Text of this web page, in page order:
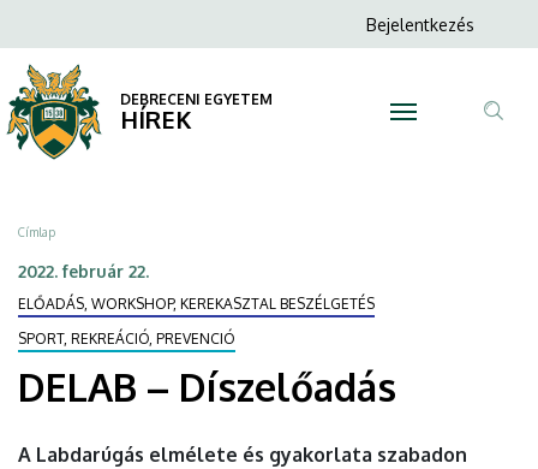
–
Díszelőadás
DEBRECENI
EGYETEM
a
tartalomra
Anonim
menüje
Bejelentkezés
DEBRECENI EGYETEM
HÍREK
Morzsa
Címlap
2022. február 22.
ELŐADÁS, WORKSHOP, KEREKASZTAL BESZÉLGETÉS
SPORT, REKREÁCIÓ, PREVENCIÓ
DELAB – Díszelőadás
A Labdarúgás elmélete és gyakorlata szabadon